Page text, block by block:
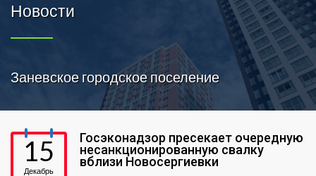
Новости
Заневское городское поселение
15
Декабрь
Госэконадзор пресекает очередную
несанкционированную свалку
вблизи Новосергиевки